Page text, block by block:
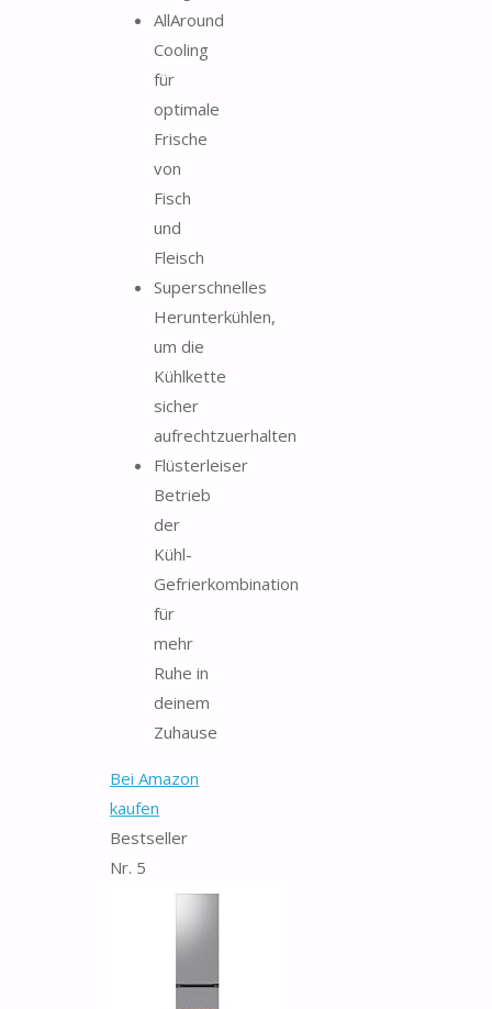
AllAround
Cooling
für
optimale
Frische
von
Fisch
und
Fleisch
Superschnelles
Herunterkühlen,
um die
Kühlkette
sicher
aufrechtzuerhalten
Flüsterleiser
Betrieb
der
Kühl-
Gefrierkombination
für
mehr
Ruhe in
deinem
Zuhause
Bei Amazon
kaufen
Bestseller
Nr. 5